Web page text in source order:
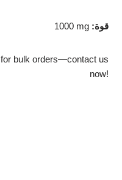
1000 mg :قوة
bulk orders—contact us
now!